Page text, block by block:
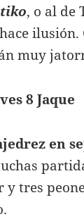
, o al de
ilusión.
muy
8 Jaque
en
tres